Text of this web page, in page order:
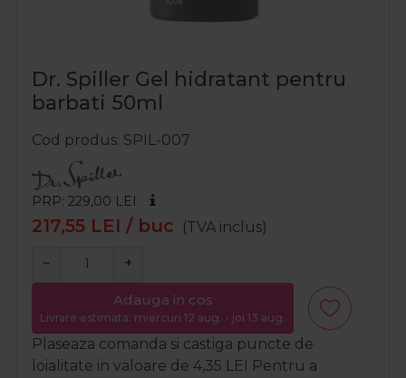
Dr. Spiller Gel hidratant pentru
barbati 50ml
Cod produs SPIL-007
PRP: 229,00 LEI
217,55 LEI / buc (TVA inclus)
− +
Adauga in cos
Livrare estimata: miercuri 12 aug. - joi 13 aug.
Plaseaza comanda si castiga puncte de
loialitate in valoare de 4,35 LEI
Pentru a